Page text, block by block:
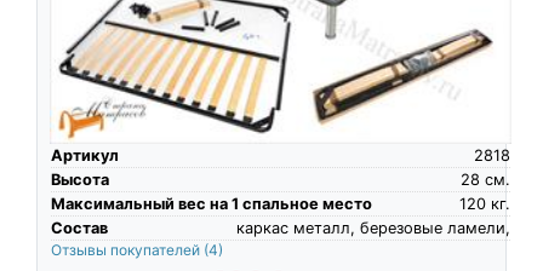
Артикул
2818
Высота
см.
28
Максимальный вес на 1 спальное место
кг.
120
Состав
каркас металл, березовые ламели,
Отзывы покупателей (4)